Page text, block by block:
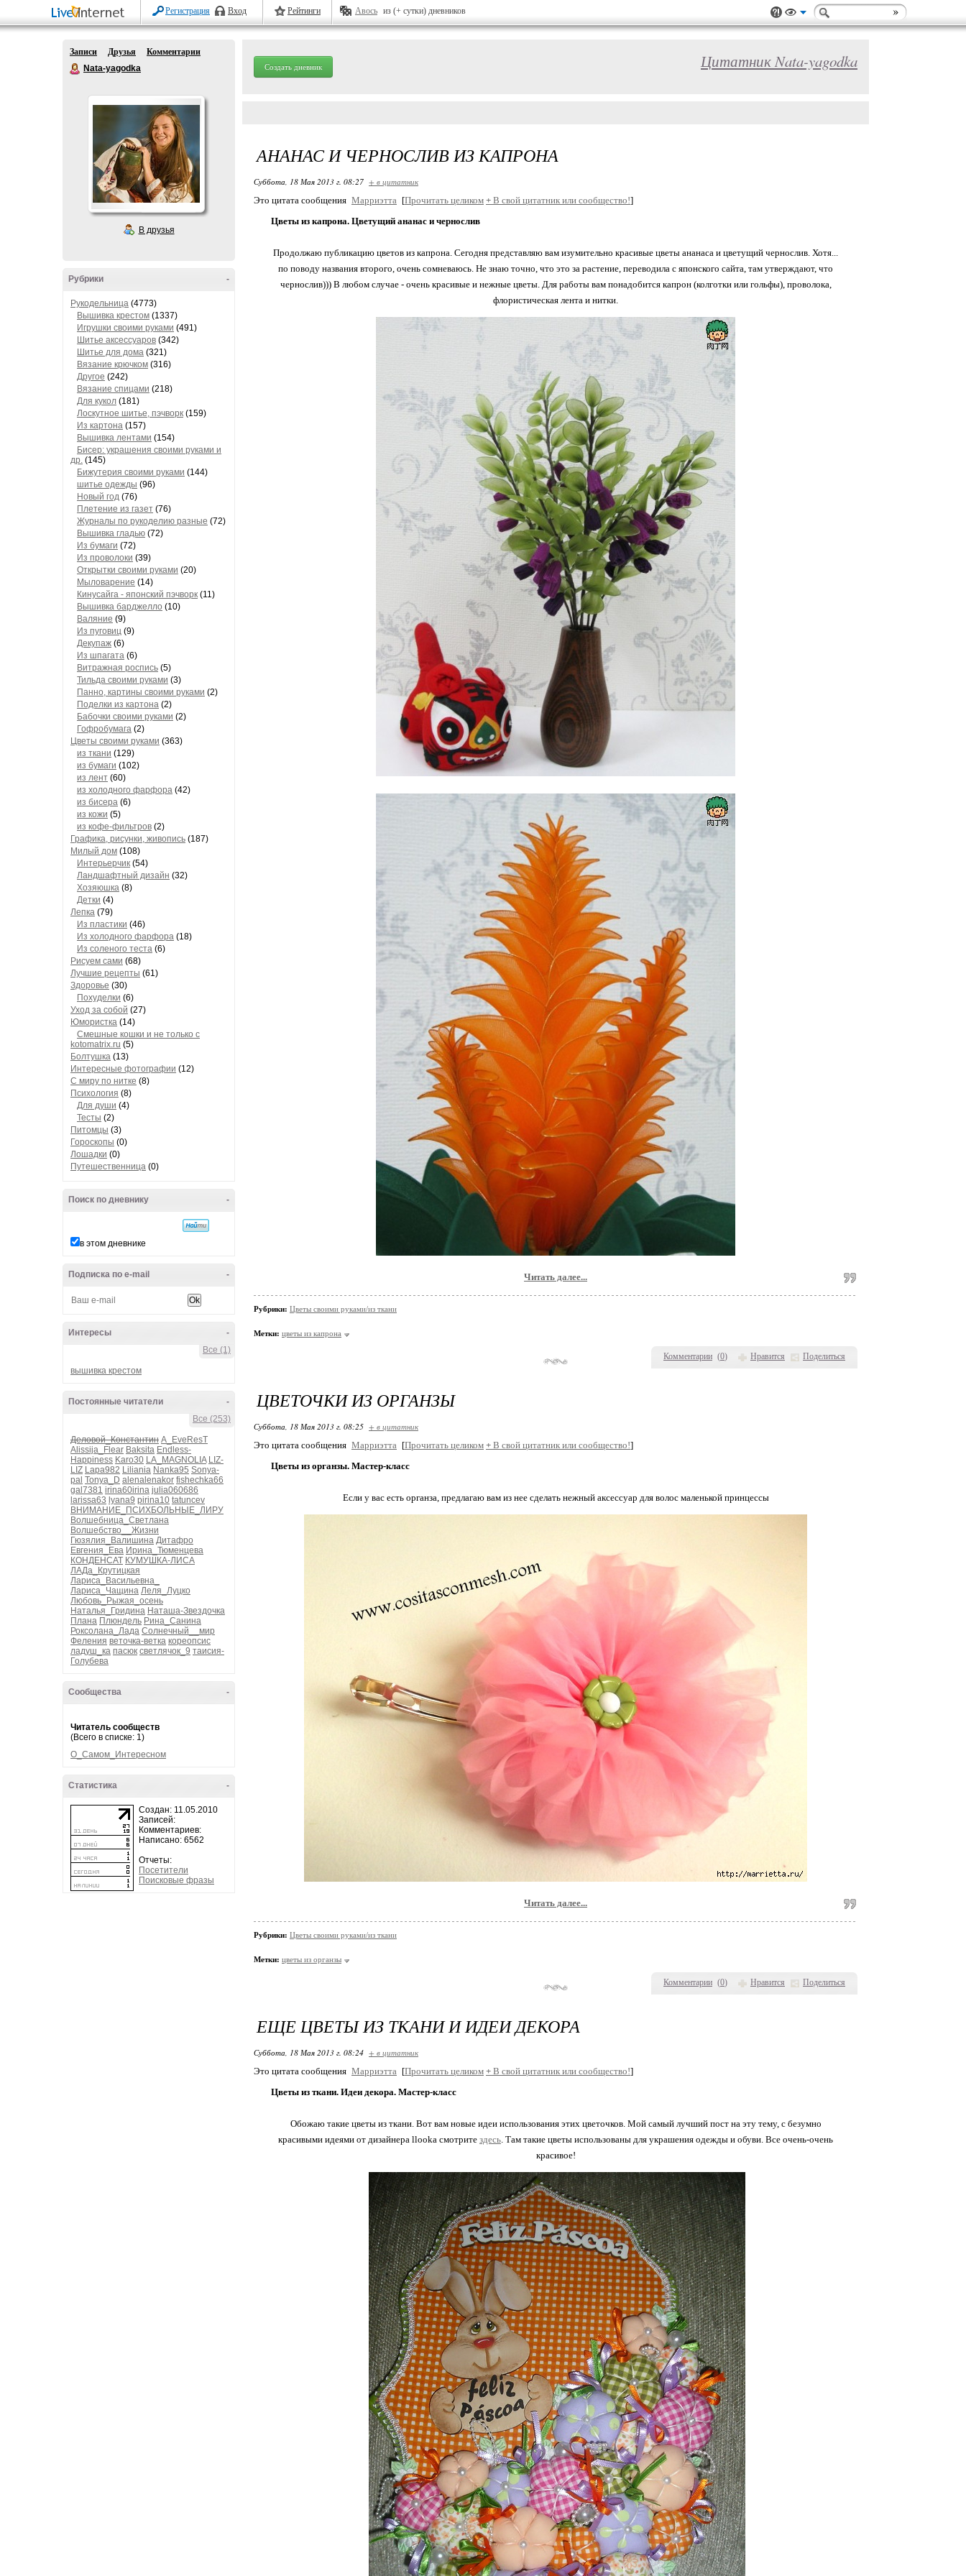
Регистрация Вход Рейтинги Авось из (+ сутки) дневников
Записи Друзья
Комментарии
Nata-yagodka
В друзья
-
Рубрики
Рукодельница (4773)
Вышивка крестом (1337)
Игрушки своими руками (491)
Шитье аксессуаров (342)
Шитье для дома (321)
Вязание крючком (316)
Другое (242)
Вязание спицами (218)
Для кукол (181)
Лоскутное шитье, пэчворк (159)
Из картона (157)
Вышивка лентами (154)
Бисер: украшения своими руками и
др. (145)
Бижутерия своими руками (144)
шитье одежды (96)
Новый год (76)
Плетение из газет (76)
Журналы по рукоделию разные (72)
Вышивка гладью (72)
Из бумаги (72)
Из проволоки (39)
Открытки своими руками (20)
Мыловарение (14)
Кинусайга - японский пэчворк (11)
Вышивка барджелло (10)
Валяние (9)
Из пуговиц (9)
Декупаж (6)
Из шпагата (6)
Витражная роспись (5)
Тильда своими руками (3)
Панно, картины своими руками (2)
Поделки из картона (2)
Бабочки своими руками (2)
Гофробумага (2)
Цветы своими руками (363)
из ткани (129)
из бумаги (102)
из лент (60)
из холодного фарфора (42)
из бисера (6)
из кожи (5)
из кофе-фильтров (2)
Графика, рисунки, живопись (187)
Милый дом (108)
Интерьерчик (54)
Ландшафтный дизайн (32)
Хозяюшка (8)
Детки (4)
Лепка (79)
Из пластики (46)
Из холодного фарфора (18)
Из соленого теста (6)
Рисуем сами (68)
Лучшие рецепты (61)
Здоровье (30)
Похуделки (6)
Уход за собой (27)
Юмористка (14)
Смешные кошки и не только с
kotomatrix.ru (5)
Болтушка (13)
Интересные фотографии (12)
С миру по нитке (8)
Психология (8)
Для души (4)
Тесты (2)
Питомцы (3)
Гороскопы (0)
Лошадки (0)
Путешественница (0)
-
Поиск по дневнику
в этом дневнике
-
Подписка по e-mail
-
Интересы
Все (1)
вышивка крестом
-
Постоянные читатели
Все (253)
Деловой_Константин A_EveResT
Alissija_Flear Baksita Endless-
Happiness Karo30 LA_MAGNOLIA LIZ-
LIZ Lapa982 Liliania Nanka95 Sonya-
pal Tonya_D alenalenakor fishechka66
gal7381 irina60irina julia060686
larissa63 lyana9 pirina10 tatuncev
ВНИМАНИЕ_ПСИХБОЛЬНЫЕ_ЛИРУ
Волшебница_Светлана
Волшебство__Жизни
Гюзялия_Валишина Дитафро
Евгения_Ева Ирина_Тюменцева
КОНДЕНСАТ КУМУШКА-ЛИСА
ЛАДа_Крутицкая
Лариса_Васильевна_
Лариса_Чащина Леля_Луцко
Любовь_Рыжая_осень
Наталья_Гридина Наташа-Звездочка
Плана Плюндель Рина_Санина
Роксолана_Лада Солнечный__мир
Феления веточка-ветка кореопсис
ладуш_ка пасюк светлячок_9 таисия-
Голубева
-
Сообщества
Читатель сообществ
(Всего в списке: 1)
О_Самом_Интересном
-
Статистика
Создан: 11.05.2010
Записей:
Комментариев:
Написано: 6562
Отчеты:
Посетители
Поисковые фразы
Создать дневник Цитатник Nata-yagodka
Комментарии (0) Нравится Поделиться
АНАНАС И ЧЕРНОСЛИВ ИЗ КАПРОНА
Суббота, 18 Мая 2013 г. 08:27 + в цитатник
Это цитата сообщения Марриэтта [Прочитать целиком + В свой цитатник или сообщество!]
Цветы из капрона. Цветущий ананас и чернослив
Продолжаю публикацию цветов из капрона. Сегодня представляю вам изумительно красивые цветы ананаса и цветущий чернослив. Хотя...
по поводу названия второго, очень сомневаюсь. Не знаю точно, что это за растение, переводила с японского сайта, там утверждают, что
чернослив))) В любом случае - очень красивые и нежные цветы. Для работы вам понадобится капрон (колготки или гольфы), проволока,
флористическая лента и нитки.
Читать далее...
Рубрики: Цветы своими руками/из ткани
Метки: цветы из капрона
Комментарии (0) Нравится Поделиться
ЦВЕТОЧКИ ИЗ ОРГАНЗЫ
Суббота, 18 Мая 2013 г. 08:25 + в цитатник
Это цитата сообщения Марриэтта [Прочитать целиком + В свой цитатник или сообщество!]
Цветы из органзы. Мастер-класс
Если у вас есть органза, предлагаю вам из нее сделать нежный аксессуар для волос маленькой принцессы
Читать далее...
Рубрики: Цветы своими руками/из ткани
Метки: цветы из органзы
ЕЩЕ ЦВЕТЫ ИЗ ТКАНИ И ИДЕИ ДЕКОРА
Суббота, 18 Мая 2013 г. 08:24 + в цитатник
Это цитата сообщения Марриэтта [Прочитать целиком + В свой цитатник или сообщество!]
Цветы из ткани. Идеи декора. Мастер-класс
Обожаю такие цветы из ткани. Вот вам новые идеи использования этих цветочков. Мой самый лучший пост на эту тему, с безумно
красивыми идеями от дизайнера llooka смотрите здесь. Там такие цветы использованы для украшения одежды и обуви. Все очень-очень
красивое!